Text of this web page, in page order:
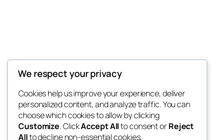
Thunder Feeds
你最喜欢的电子游戏和攻略杂志
博客
事件
We respect your privacy
Cookies help us improve your experience, deliver
personalized content, and analyze traffic. You can
choose which cookies to allow by clicking
Customize. ClickAccept Allto consent orReject
Allto decline non-essential cookies.